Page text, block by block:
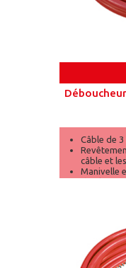
Câble de
câble et
Manivelle